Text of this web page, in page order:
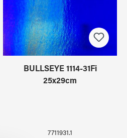
BULLSEYE 1114-31Fi
25x29cm
7711931.1